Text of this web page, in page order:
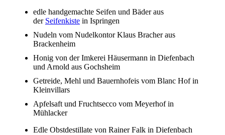
edle handgemachte Seifen und Bäder aus
der Seifenkiste in Ispringen
Nudeln vom Nudelkontor Klaus Bracher aus
Brackenheim
Honig von der Imkerei Häusermann in Diefenbach
und Arnold aus Gochsheim
Getreide, Mehl und Bauernhofeis vom Blanc Hof in
Kleinvillars
Apfelsaft und Fruchtsecco vom Meyerhof in
Mühlacker
Edle Obstdestillate von Rainer Falk in Diefenbach